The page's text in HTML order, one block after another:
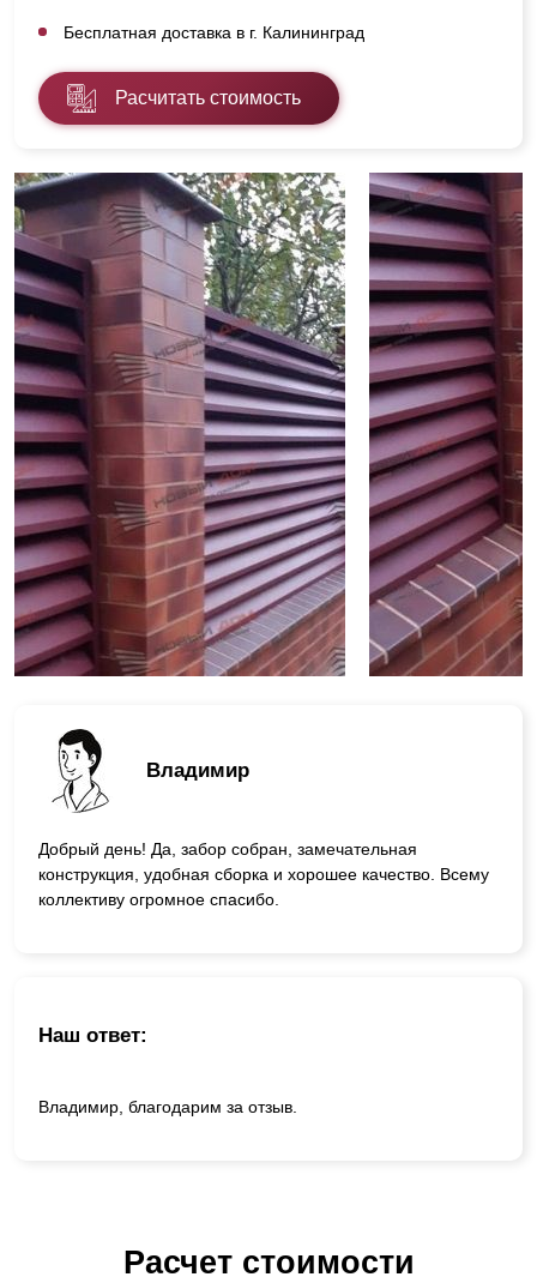
Владимир
Добрый день! Да, забор собран, замечательная
конструкция, удобная сборка и хорошее качество. Всему
коллективу огромное спасибо.
Наш ответ:
Владимир, благодарим за отзыв.
Бесплатная доставка в г. Калининград
Расчитать стоимость
Расчет стоимости